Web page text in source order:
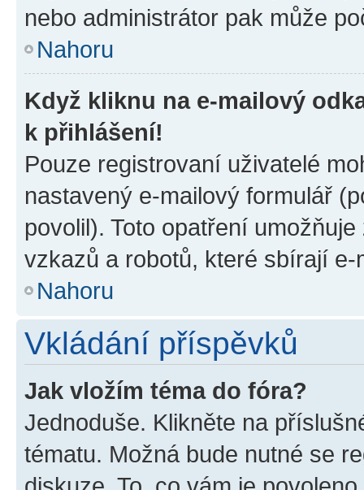
nebo administrátor pak může
Nahoru
Když kliknu na e-mailový
k přihlášení!
Pouze registrovaní uživatelé
nastavený e-mailový formulář
povolil). Toto opatření
vzkazů a robotů, které sbírají e-
Nahoru
Vkládání příspěvků
Jak vložím téma do fóra?
Jednoduše. Klikněte na
tématu. Možná bude nutné se